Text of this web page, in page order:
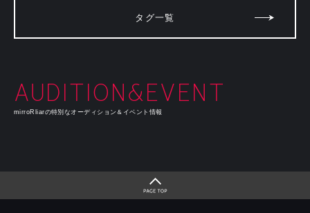
タグ一覧
AUDITION&EVENT
mirroRliarの特別なオーディション＆イベント情報